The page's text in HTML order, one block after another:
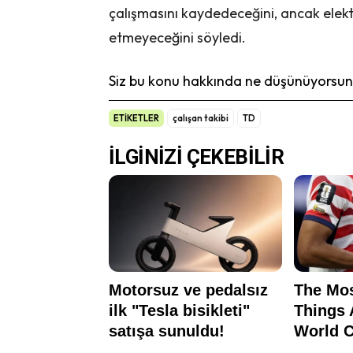
çalışmasını kaydedeceğini, ancak
etmeyeceğini söyledi.
Siz bu konu hakkında ne
ETİKETLER çalışan takibi TD